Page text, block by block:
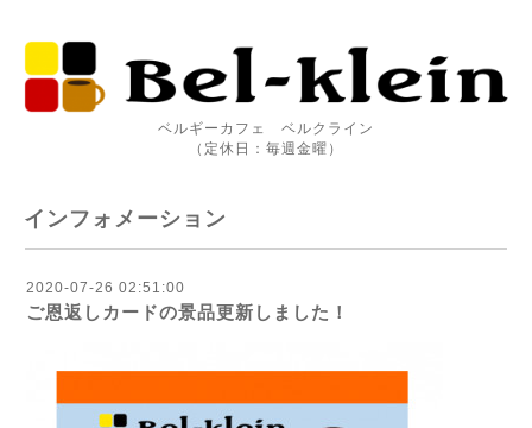
ベルギーカフェ ベルクライン
（定休日：毎週金曜）
インフォメーション
2020-07-26 02:51:00
ご恩返しカードの景品更新しました！